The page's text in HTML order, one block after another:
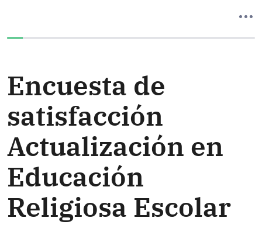
Encuesta de
satisfacción
Actualización en
Educación
Religiosa Escolar